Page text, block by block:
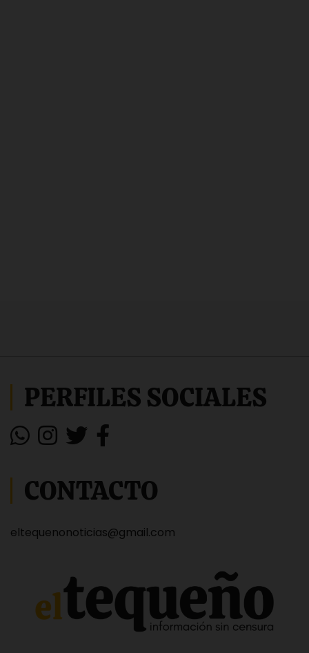
PERFILES SOCIALES
CONTACTO
eltequenonoticias@gmail.com